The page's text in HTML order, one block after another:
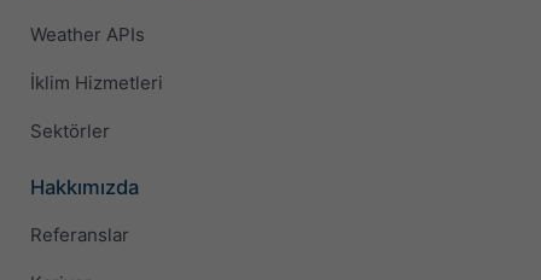
Weather APIs
İklim Hizmetleri
Sektörler
Hakkımızda
Referanslar